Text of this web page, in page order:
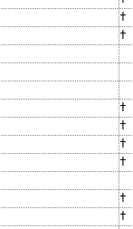
†
†
†
†
†
†
†
†